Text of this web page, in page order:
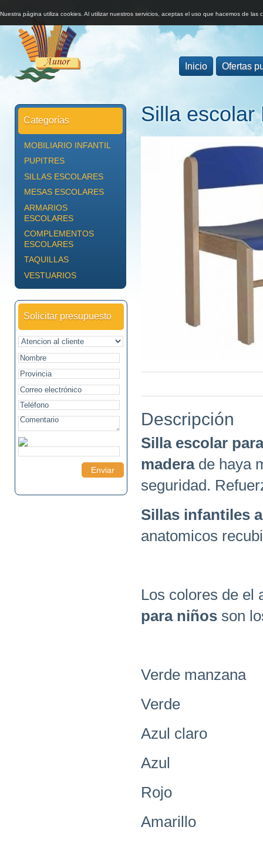
Nuestra página utiliza cookies. Al utilizar nuestros servicios, aceptas el uso que hacemos de las
Inicio Ofertas
Silla escolar
Descripción
Silla escolar
maderade haya
seguridad.
Sillas infantiles
anatomicos
Los colores de el
para niños son
Verde manzana
Verde
Azul claro
Azul
Rojo
Amarillo
Categorías
MOBILIARIO INFANTIL
PUPITRES
SILLAS ESCOLARES
MESAS ESCOLARES
ARMARIOS
ESCOLARES
COMPLEMENTOS
ESCOLARES
TAQUILLAS
VESTUARIOS
Solicitar presupuesto